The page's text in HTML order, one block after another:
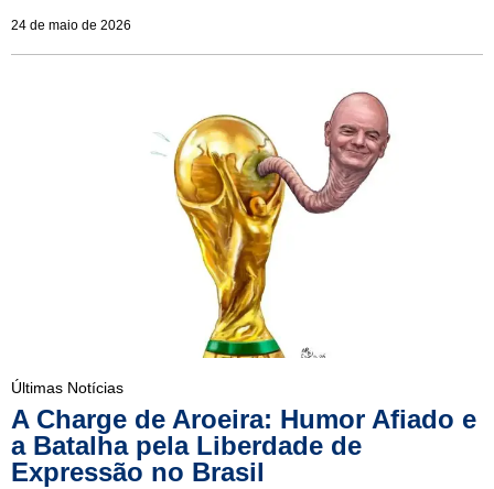
24 de maio de 2026
Últimas Notícias
A Charge de Aroeira: Humor Afiado e
a Batalha pela Liberdade de
Expressão no Brasil